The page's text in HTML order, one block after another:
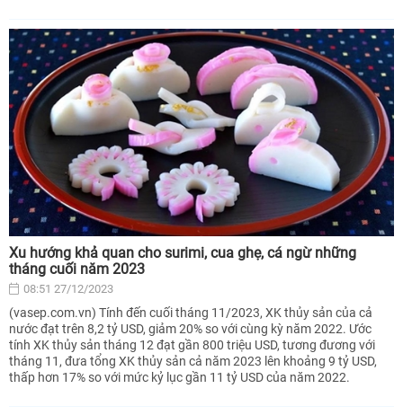
Xu hướng khả quan cho surimi, cua ghẹ, cá ngừ những
tháng cuối năm 2023
08:51 27/12/2023
(vasep.com.vn) Tính đến cuối tháng 11/2023, XK thủy sản của cả
nước đạt trên 8,2 tỷ USD, giảm 20% so với cùng kỳ năm 2022. Ước
tính XK thủy sản tháng 12 đạt gần 800 triệu USD, tương đương với
tháng 11, đưa tổng XK thủy sản cả năm 2023 lên khoảng 9 tỷ USD,
thấp hơn 17% so với mức kỷ lục gần 11 tỷ USD của năm 2022.